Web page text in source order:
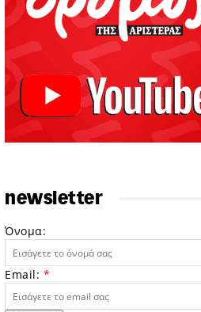
newsletter
Όνομα:
Email: *